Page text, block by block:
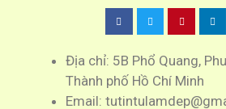
Địa chỉ: 5B Phổ Quang,
Thành phố Hồ Chí Minh
Email: